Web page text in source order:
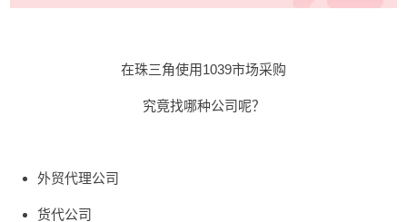
在珠三角使用1039市场采购
究竟找哪种公司呢？
外贸代理公司
货代公司